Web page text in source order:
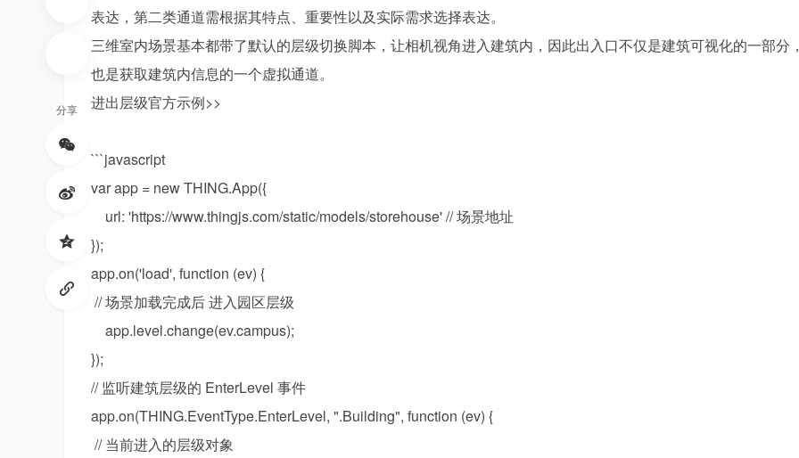
分享
表达，第二类通道需根据其特点、重要性以及实际需求选择表达。
三维室内场景基本都带了默认的层级切换脚本，让相机视角进入建筑内，因此出入口不仅是建筑可视化的一部分，
也是获取建筑内信息的一个虚拟通道。
进出层级官方示例>>
```javascript
var app = new THING.App({
url: 'https://www.thingjs.com/static/models/storehouse' // 场景地址
});
app.on('load', function (ev) {
// 场景加载完成后 进入园区层级
app.level.change(ev.campus);
});
// 监听建筑层级的 EnterLevel 事件
app.on(THING.EventType.EnterLevel, ".Building", function (ev) {
// 当前进入的层级对象